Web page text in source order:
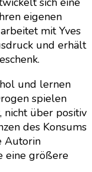
eigenen
mit Yves
und erhält
und lernen
spielen
nicht über positiv
des Konsums
Autorin
eine größere